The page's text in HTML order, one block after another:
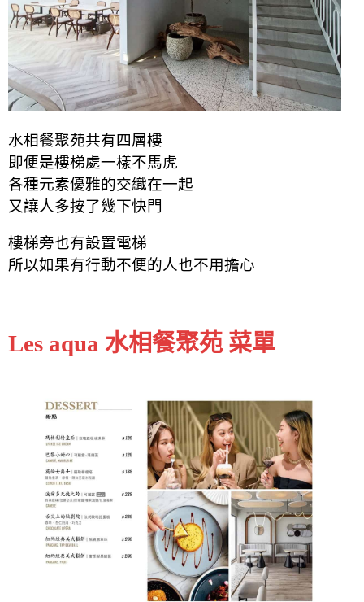
水相餐聚苑共有四層樓
即便是樓梯處一樣不馬虎
各種元素優雅的交織在一起
又讓人多按了幾下快門
樓梯旁也有設置電梯
所以如果有行動不便的人也不用擔心
Les aqua 水相餐聚苑 菜單